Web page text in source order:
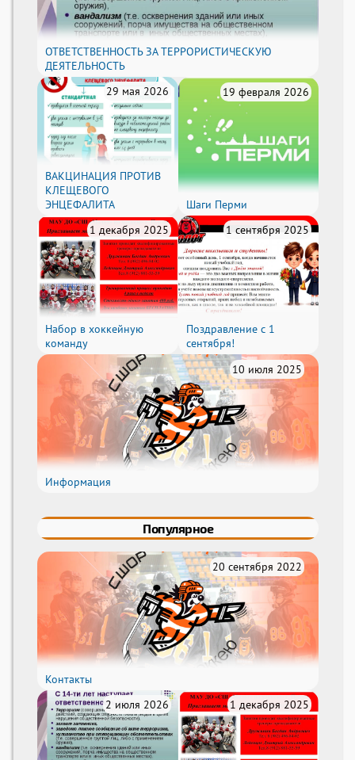
ОТВЕТСТВЕННОСТЬ ЗА ТЕРРОРИСТИЧЕСКУЮ
ДЕЯТЕЛЬНОСТЬ
29 мая 2026
ВАКЦИНАЦИЯ ПРОТИВ
КЛЕЩЕВОГО
ЭНЦЕФАЛИТА
19 февраля 2026
Шаги Перми
1 декабря 2025
Набор в хоккейную
команду
1 сентября 2025
Поздравление с 1
сентября!
10 июля 2025
Информация
Популярное
20 сентября 2022
Контакты
2 июля 2026
1 декабря 2025